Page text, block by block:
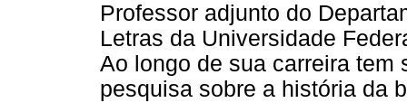
Professor adjunto do
Letras da Universidade
Ao longo de sua carreira tem
pesquisa sobre a história da